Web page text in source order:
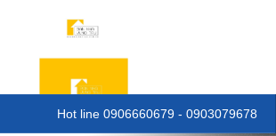
Hot line 0906660679 - 0903079678